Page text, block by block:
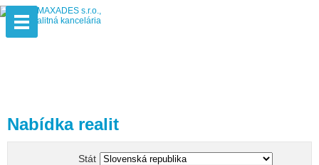
Nabídka realit
Stát